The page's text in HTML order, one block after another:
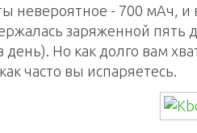
невероятное - 700 мАч,
заряженной пять
день). Но как долго вам
часто вы испаряетесь.